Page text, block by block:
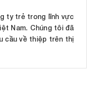
ty trẻ trong lĩnh vực
Nam. Chúng tôi đã
cầu về thiệp trên thị